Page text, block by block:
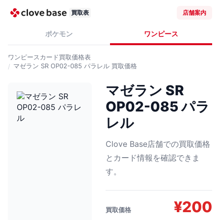
買取表 店舗案内
ポケモン ワンピース
ワンピースカード買取価格表
マゼラン SR OP02-085 パラレル 買取価格
マゼラン SR
OP02-085 パラ
レル
Clove Base店舗での買取価格
とカード情報を確認できま
す。
買取価格 ¥200